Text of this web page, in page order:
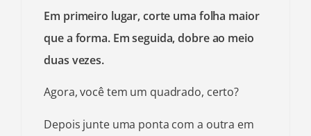
Em primeiro lugar, corte uma folha maior
que a forma. Em seguida, dobre ao meio
duas vezes.
Agora, você tem um quadrado, certo?
Depois junte uma ponta com a outra em